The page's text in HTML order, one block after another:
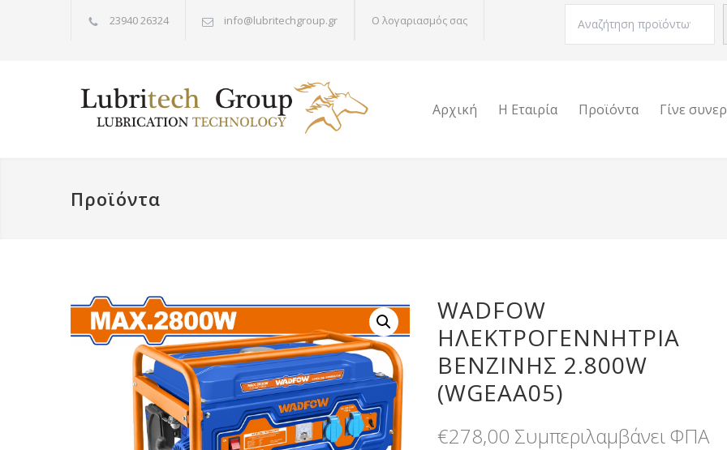
23940 26324 info@lubritechgroup.gr Ο λογαριασμός σας
Αναζήτηση
Αρχική Η Εταιρία Προϊόντα Γίνε
Προϊόντα
WADFOW
ΗΛΕΚΤΡΟΓΕΝΝΗΤΡΙΑ
ΒΕΝΖΙΝΗΣ 2.800W
(WGEAA05)
€278,00 Συμπεριλαμβάνει ΦΠΑ